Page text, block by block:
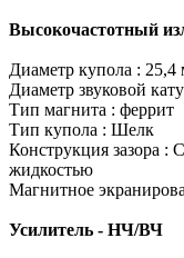
Высокочастотный
Диаметр купола :
Диаметр звуковой
Тип магнита : феррит
Тип купола : Шелк
Конструкция зазора :
жидкостью
Магнитное
Усилитель - НЧ/ВЧ